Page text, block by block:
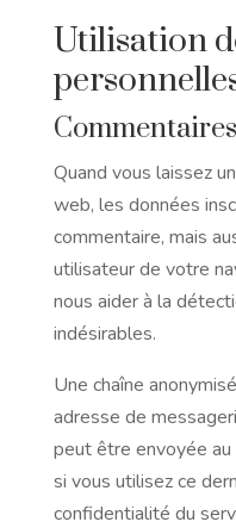
Utilisation
Commentaires
Quand vous laissez
web, les données
commentaire, mais
utilisateur de votre
nous aider à la
indésirables.
Une chaîne
adresse de
peut être envoyée
si vous utilisez ce
confidentialité du